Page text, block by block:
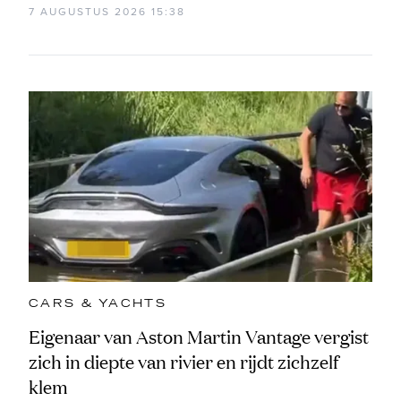
7 AUGUSTUS 2026 15:38
CARS & YACHTS
Eigenaar van Aston Martin Vantage vergist
zich in diepte van rivier en rijdt zichzelf
klem